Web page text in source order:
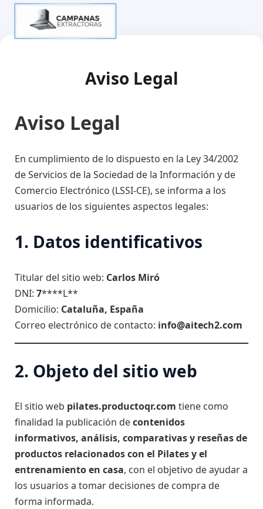
Aviso Legal
Aviso Legal
En cumplimiento de lo dispuesto en la Ley 34/2002
de Servicios de la Sociedad de la Información y de
Comercio Electrónico (LSSI-CE), se informa a los
usuarios de los siguientes aspectos legales:
1. Datos identificativos
Titular del sitio web: Carlos Miró
DNI: 7****L**
Domicilio: Cataluña, España
Correo electrónico de contacto: info@aitech2.com
2. Objeto del sitio web
El sitio web pilates.productoqr.com tiene como
finalidad la publicación decontenidos
informativos, análisis, comparativas y reseñas de
productos relacionados con el Pilates y el
entrenamiento en casa, con el objetivo de ayudar a
los usuarios a tomar decisiones de compra de
forma informada.